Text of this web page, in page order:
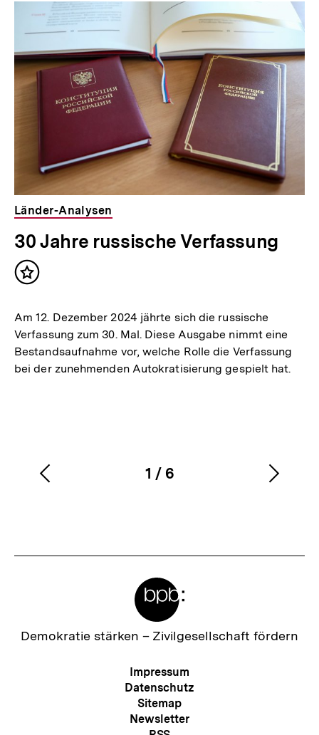
Inhaltskarousell
weitere
Inhalte
Inhaltskarussell
überspringen
Länder-Analysen
30 Jahre russische Verfassung
Inhalt
Am 12. Dezember 2024 jährte sich die russische
Verfassung zum 30. Mal. Diese Ausgabe nimmt eine
Bestandsaufnahme vor, welche Rolle die Verfassung
bei der zunehmenden Autokratisierung gespielt hat.
Karussellinhalt
1
von
/ 6
Vorherigen
Zur
Demokratie stärken – Zivilgesellschaft fördern
Meta-
Navigation
Impressum
Datenschutz
Sitemap
Newsletter